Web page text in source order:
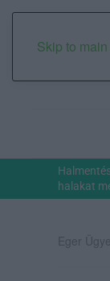
Skip to2026.
halakat
Eger Ügye